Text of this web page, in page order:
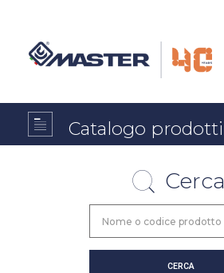
Catalogo prodotti
Cerca